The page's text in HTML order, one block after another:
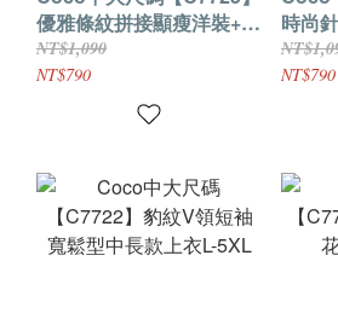
優雅條紋拼接顯瘦洋裝+披
肩兩件套L-3XL
NT$1,090
NT$790
時尚
中長
NT$790